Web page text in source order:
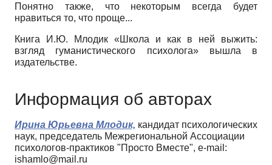
Понятно также, что некоторым всегда будет
нравиться то, что проще...
Книга И.Ю. Млодик «Школа и как в ней выжить:
взгляд гуманистического психолога» вышла в
издательстве.
Информация об авторах
Ирина Юрьевна Млодик, кандидат психологических
наук, председатель Межрегиональной Ассоциации
психологов-практиков "Просто Вместе", e-mail:
ishamlo@mail.ru